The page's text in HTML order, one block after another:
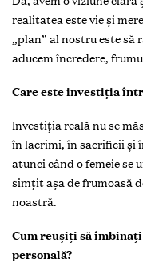
realitatea este vie și
„plan” al nostru este să
aducem încredere,
Care este investiția
Investiția reală nu se
în lacrimi, în sacrificii și
atunci când o femeie se
simțit așa de frumoasă
noastră.
Cum reușiți să
personală?